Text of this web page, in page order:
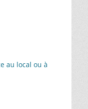
au local ou à